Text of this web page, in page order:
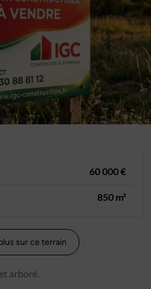
60 000 €
850 m²
sur ce terrain
arboré.